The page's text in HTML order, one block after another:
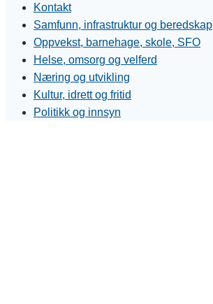
Kontakt
Samfunn, infrastruktur og beredskap
Oppvekst, barnehage, skole, SFO
Helse, omsorg og velferd
Næring og utvikling
Kultur, idrett og fritid
Politikk og innsyn